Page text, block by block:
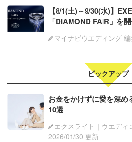
【8/1(土)～9/30(水)】
「DIAMOND FAIR」を開
マイナビウエディング 編
ピックアップ
お金をかけずに愛を深
10選
エクスライト｜ウエディ
2026/01/30 更新